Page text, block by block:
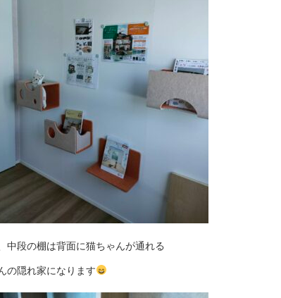
中段の棚は背面に猫ちゃんが通れる
の隠れ家になります